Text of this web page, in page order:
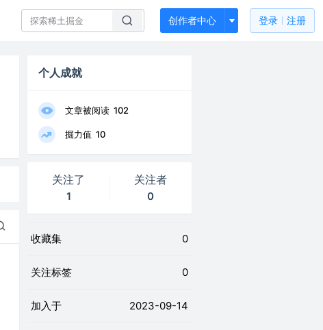
创作者中心 登录 注册
个人成就
文章被阅读 102
掘力值 10
关注了
1
关注者
0
收藏集 0
关注标签 0
加入于 2023-09-14